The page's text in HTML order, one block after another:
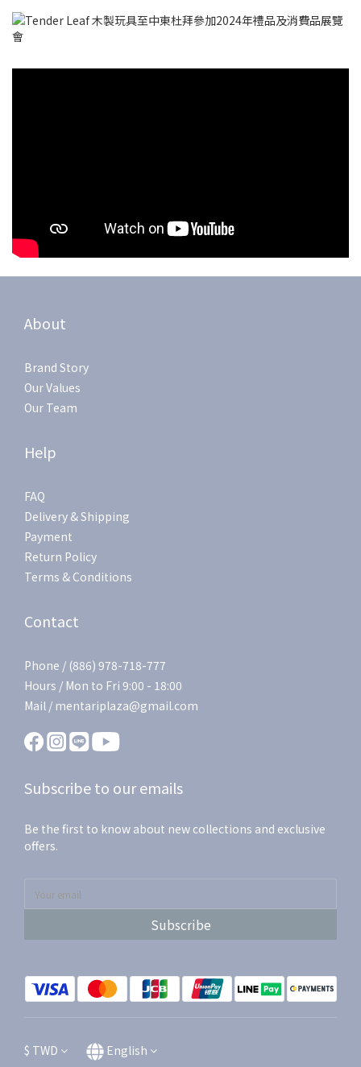
About
Brand Story
Our Values
Our Team
Help
FAQ
Delivery & Shipping
Payment
Return Policy
Terms & Conditions
Contact
Phone / (886) 978-718-777
Hours / Mon to Fri 9:00 - 18:00
Mail / mentariplaza@gmail.com
Subscribe to our emails
Be the first to know about new collections and exclusive
offers.
Subscribe
$ TWD English